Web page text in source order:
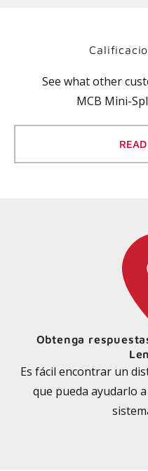
See what other
MCB Mini-
Obtenga
Es fácil encontrar un
que pueda ayudarlo